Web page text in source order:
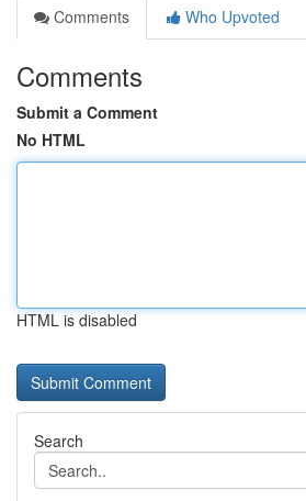
Comments
Who Upvoted
Comments
Submit a Comment
No HTML
HTML is disabled
Search